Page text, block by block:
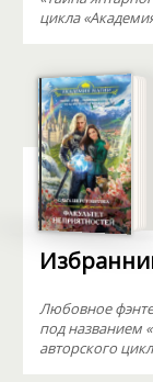
цикла
Любовное
под названием
авторского